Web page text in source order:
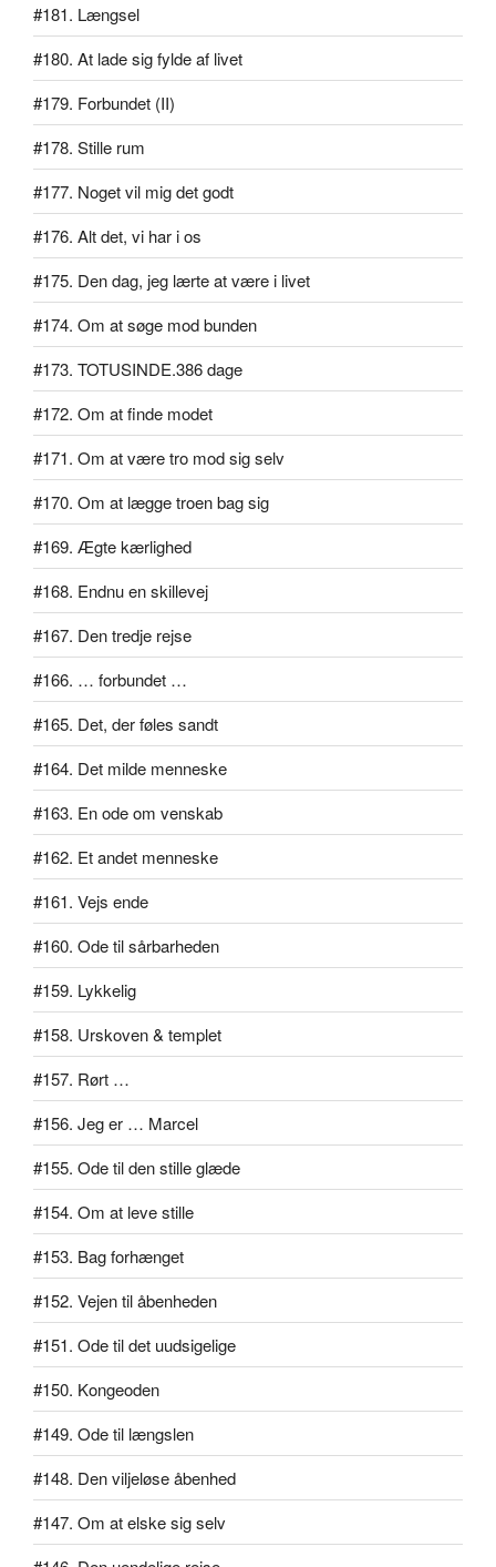
#181. Længsel
#180. At lade sig fylde af livet
#179. Forbundet (II)
#178. Stille rum
#177. Noget vil mig det godt
#176. Alt det, vi har i os
#175. Den dag, jeg lærte at være i livet
#174. Om at søge mod bunden
#173. TOTUSINDE.386 dage
#172. Om at finde modet
#171. Om at være tro mod sig selv
#170. Om at lægge troen bag sig
#169. Ægte kærlighed
#168. Endnu en skillevej
#167. Den tredje rejse
#166. … forbundet …
#165. Det, der føles sandt
#164. Det milde menneske
#163. En ode om venskab
#162. Et andet menneske
#161. Vejs ende
#160. Ode til sårbarheden
#159. Lykkelig
#158. Urskoven & templet
#157. Rørt …
#156. Jeg er … Marcel
#155. Ode til den stille glæde
#154. Om at leve stille
#153. Bag forhænget
#152. Vejen til åbenheden
#151. Ode til det uudsigelige
#150. Kongeoden
#149. Ode til længslen
#148. Den viljeløse åbenhed
#147. Om at elske sig selv